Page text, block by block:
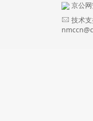
京公网
技术